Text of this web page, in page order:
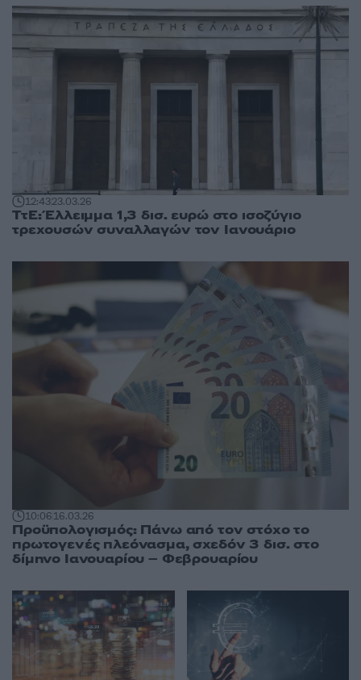
12:4323.03.26
ΤτΕ: Έλλειμμα 1,3 δισ. ευρώ στο ισοζύγιο
τρεχουσών συναλλαγών τον Ιανουάριο
10:0616.03.26
Προϋπολογισμός: Πάνω από τον στόχο το
πρωτογενές πλεόνασμα, σχεδόν 3 δισ. στο
δίμηνο Ιανουαρίου – Φεβρουαρίου